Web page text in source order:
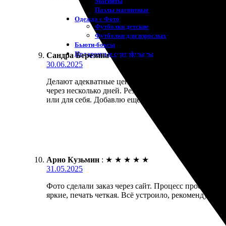
Пазлы магнитные
Одежда с Фото
Футболки детские
Футболки для взрослых
Бьюти-боксы
Подарочные сертификаты
Сандра Березина : ★ ★ ★ ★ ★
30.06.2025
Делают адекватные цены, качество хорошее.
через несколько дней. Результат порадовал,
или для себя. Добавлю ещё пару фото в следующий
Арно Кузьмин : ★ ★ ★ ★ ★
31.05.2025
Фото сделали заказ через сайт. Процесс простой
яркие, печать четкая. Всё устроило, рекомендую